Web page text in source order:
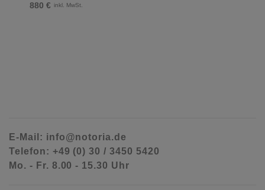
880 € inkl. MwSt.
E-Mail: info@notoria.de
Telefon: +49 (0) 30 / 3450 5420
Mo. - Fr. 8.00 - 15.30 Uhr